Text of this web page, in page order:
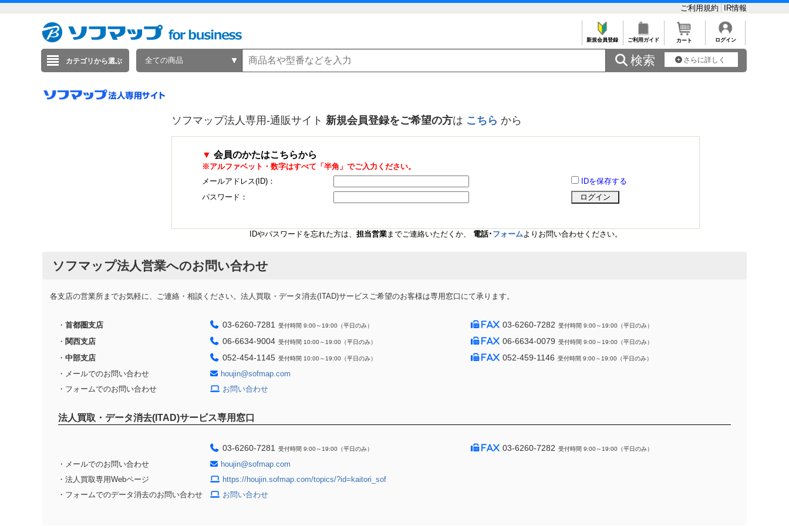
ご利用規約 IR情報
新規会員登録 ご利用ガイド カート ログイン
カテゴリから選ぶ 全ての商品  検索 さらに詳しく
ソフマップ法人専用-通販サイト 新規会員登録をご希望の方は こちら から
▼ 会員のかたはこちらから
※アルファベット・数字はすべて「半角」でご入力ください。
メールアドレス(ID)：
IDを保存する
パスワード：
IDやパスワードを忘れた方は、 担当営業までご連絡いただくか、 電話･ フォームよりお問い合わせください。
ソフマップ法人営業へのお問い合わせ
各支店の営業所までお気軽に、ご連絡・相談ください。法人買取・データ消去(ITAD)サービスご希望のお客様は専用窓口にて承ります。
・ 首都圏支店 03-6260-7281 受付時間 9:00～19:00（平日のみ） 03-6260-7282 受付時間 9:00～19:00（平日のみ）
・ 関西支店 06-6634-9004 受付時間 10:00～19:00（平日のみ） 06-6634-0079 受付時間 9:00～19:00（平日のみ）
・ 中部支店 052-454-1145 受付時間 10:00～19:00（平日のみ） 052-459-1146 受付時間 9:00～19:00（平日のみ）
・メールでのお問い合わせ
houjin@sofmap.com
・フォームでのお問い合わせ
お問い合わせ
法人買取・データ消去(ITAD)サービス専用窓口
03-6260-7281 受付時間 9:00～19:00（平日のみ） 03-6260-7282 受付時間 9:00～19:00（平日のみ）
・メールでのお問い合わせ
houjin@sofmap.com
・法人買取専用Webページ
https://houjin.sofmap.com/topics/?id=kaitori_sof
・フォームでのデータ消去のお問い合わせ
お問い合わせ